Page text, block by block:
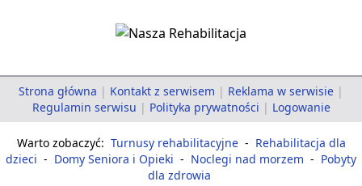
Strona główna | Kontakt z serwisem | Reklama w serwisie |
Regulamin serwisu | Polityka prywatności | Logowanie
Warto zobaczyć: Turnusy rehabilitacyjne - Rehabilitacja dla
dzieci - Domy Seniora i Opieki - Noclegi nad morzem - Pobyty
dla zdrowia